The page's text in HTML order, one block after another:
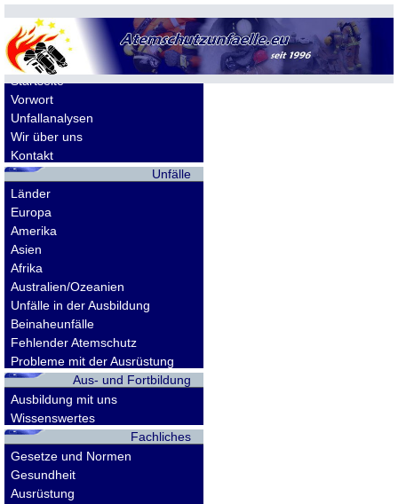
Allgemeines
Startseite
Vorwort
Unfallanalysen
Wir über uns
Kontakt
Unfälle
Länder
Europa
Amerika
Asien
Afrika
Australien/Ozeanien
Unfälle in der Ausbildung
Beinaheunfälle
Fehlender Atemschutz
Probleme mit der Ausrüstung
Aus- und Fortbildung
Ausbildung mit uns
Wissenswertes
Fachliches
Gesetze und Normen
Gesundheit
Ausrüstung